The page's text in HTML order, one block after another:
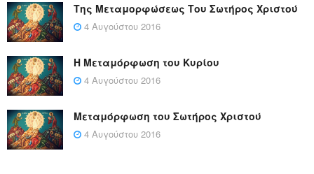
Της Μεταμορφώσεως Του Σωτήρος Χριστού
4 Αυγούστου 2016
Η Μεταμόρφωση του Κυρίου
4 Αυγούστου 2016
Μεταμόρφωση του Σωτήρος Χριστού
4 Αυγούστου 2016